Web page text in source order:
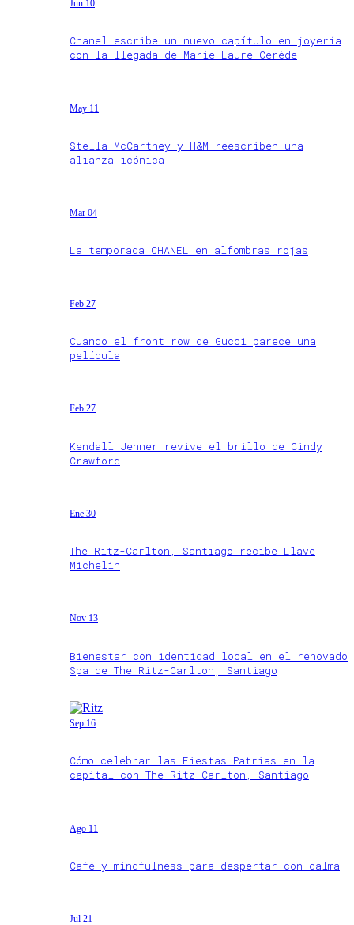
Jun 10
Chanel escribe un nuevo capítulo en joyería
con la llegada de Marie-Laure Cérède
May 11
Stella McCartney y H&M reescriben una
alianza icónica
Mar 04
La temporada CHANEL en alfombras rojas
Feb 27
Cuando el front row de Gucci parece una
película
Feb 27
Kendall Jenner revive el brillo de Cindy
Crawford
Ene 30
The Ritz-Carlton, Santiago recibe Llave
Michelin
Nov 13
Bienestar con identidad local en el renovado
Spa de The Ritz-Carlton, Santiago
Sep 16
Cómo celebrar las Fiestas Patrias en la
capital con The Ritz-Carlton, Santiago
Ago 11
Café y mindfulness para despertar con calma
Jul 21